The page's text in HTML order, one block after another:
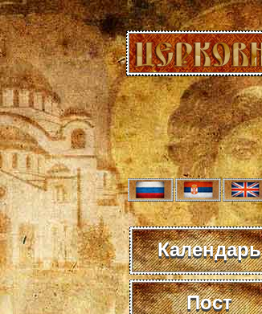
Календарь
Пост